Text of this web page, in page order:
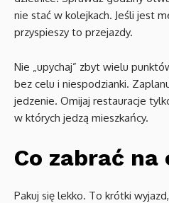
nie stać w kolejkach. Jeśli jest
przyspieszy to przejazdy.
Nie „upychaj” zbyt wielu
bez celu i niespodzianki.
jedzenie. Omijaj restauracje
w których jedzą mieszkańcy.
Co zabrać
Pakuj się lekko. To krótki